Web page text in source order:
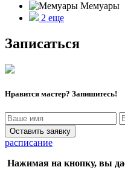
Мемуары
2 еще
Записаться
Нравится мастер? Запишитесь!
Оставить заявку
расписание
Нажимая на кнопку, вы